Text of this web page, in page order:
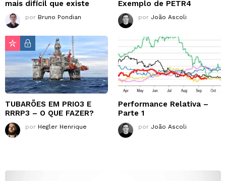
mais difícil que existe
por Bruno Pondian
Exemplo de PETR4
por João Ascoli
TUBARÕES EM PRIO3 E
RRRP3 – O QUE FAZER?
por Hegler Henrique
Performance Relativa –
Parte 1
por João Ascoli